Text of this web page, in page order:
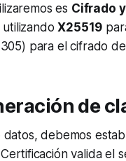
es Cifrado
utilizandoX25519
para el cifrado
de
debemos
valida el